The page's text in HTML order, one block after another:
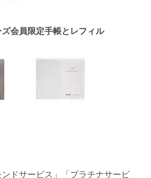
会員限定手帳とレフィル
ドサービス」「プラチナサービ